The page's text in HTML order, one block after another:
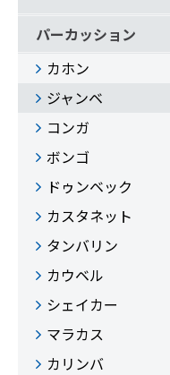
パーカッション
カホン
ジャンベ
コンガ
ボンゴ
ドゥンベック
カスタネット
タンバリン
カウベル
シェイカー
マラカス
カリンバ